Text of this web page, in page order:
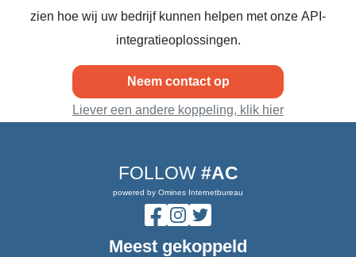
zien hoe wij uw bedrijf kunnen helpen met onze API-
integratieoplossingen.
Neem contact op
Liever een andere koppeling, klik hier
FOLLOW #AC
powered by Omines Internetbureau
Meest gekoppeld